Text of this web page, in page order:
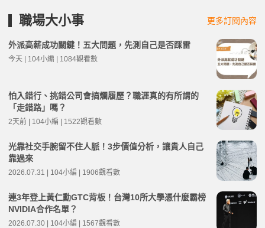
職場大小事 更多訂閱內容
外派高薪成功關鍵！五大問題，先測自己是否踩雷
今天 | 104小編 | 1084觀看數
怕入錯行、挑錯公司會搞爛履歷？職涯真的有所謂的
「走錯路」嗎？
2天前 | 104小編 | 1522觀看數
光靠社交手腕留不住人脈！3步價值分析，讓貴人自己
靠過來
2026.07.31 | 104小編 | 1906觀看數
連3年登上黃仁勳GTC背板！台灣10所大學憑什麼霸榜
NVIDIA合作名單？
2026.07.30 | 104小編 | 1567觀看數